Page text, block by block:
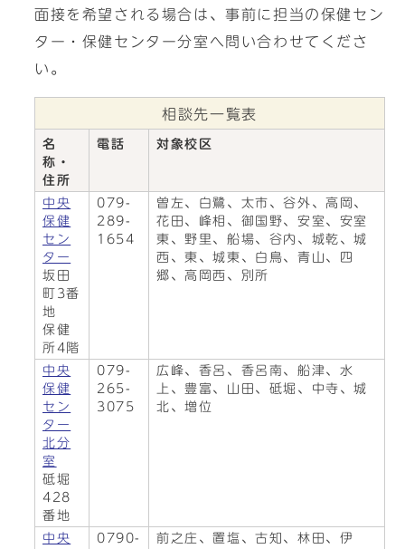
面接を希望される場合は、事前に担当の保健セン
ター・保健センター分室へ問い合わせてくださ
い。
相談先一覧表
名
称・
住所
電話 対象校区
中央
保健
セン
ター
坂田
町3番
地
保健
所4階
079-
289-
1654
曽左、白鷺、太市、谷外、高岡、
花田、峰相、御国野、安室、安室
東、野里、船場、谷内、城乾、城
西、東、城東、白鳥、青山、四
郷、高岡西、別所
中央
保健
セン
ター
北分
室
砥堀
428
番地
079-
265-
3075
広峰、香呂、香呂南、船津、水
上、豊富、山田、砥堀、中寺、城
北、増位
中央
0790-
前之庄、置塩、古知、林田、伊